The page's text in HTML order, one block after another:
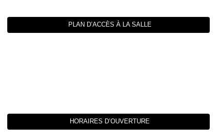
PLAN D’ACCÈS À LA SALLE
HORAIRES D’OUVERTURE